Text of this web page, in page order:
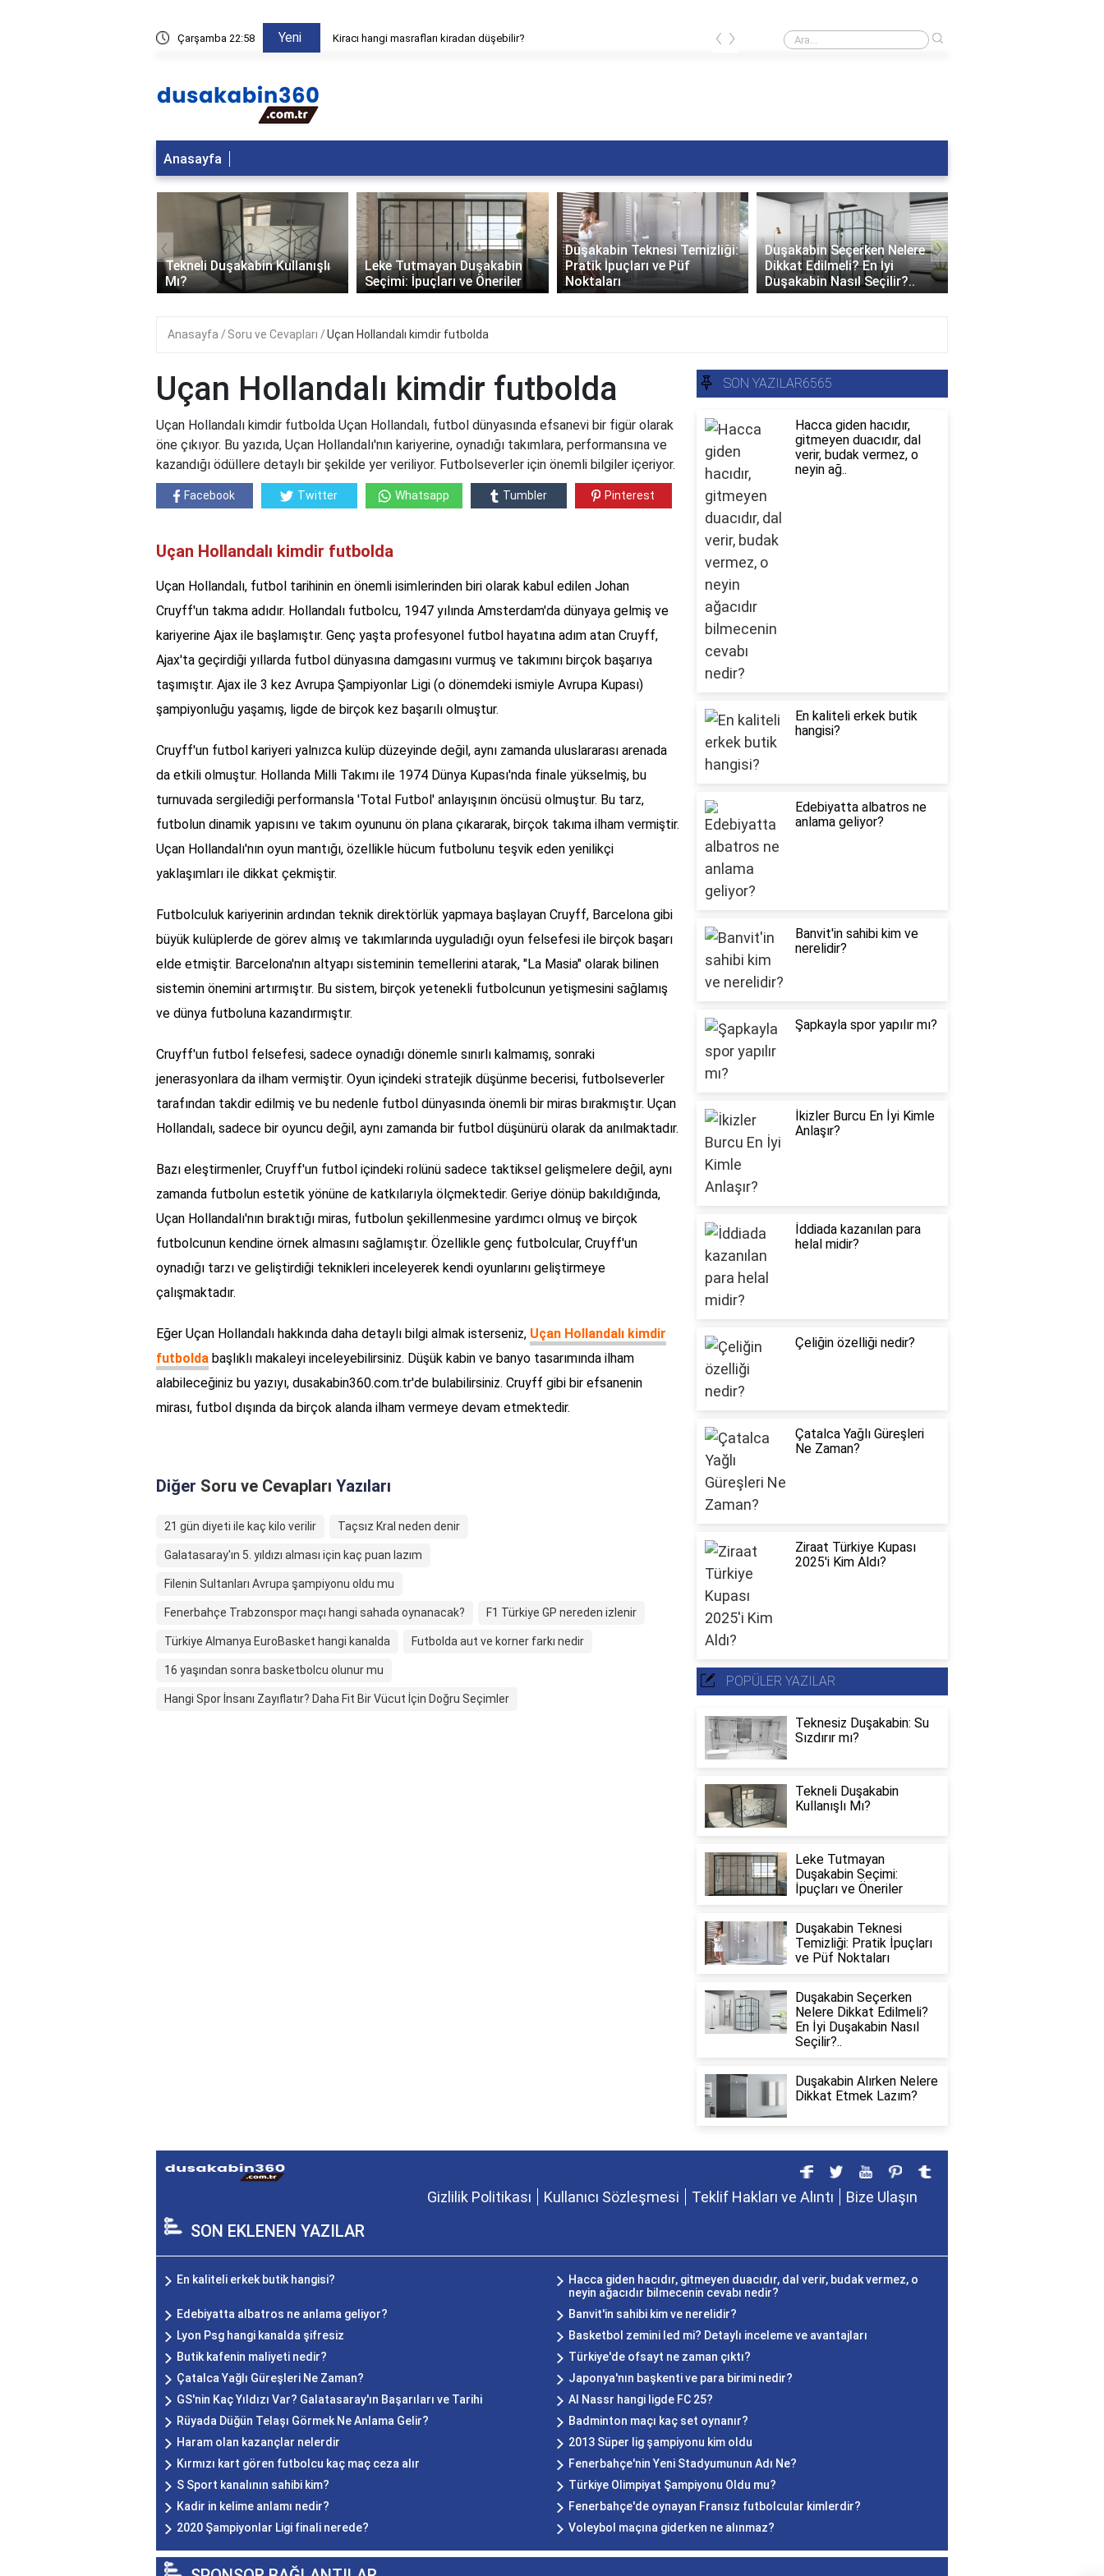
Çarşamba 22:58 Yeni Duşakabin çatlakları nasıl tamir edilir? Banyoda siyah küf nasıl temizlenir?
‹ ›
Anasayfa
Leke Tutmayan Duşakabin
Seçimi: İpuçları ve Öneriler
Duşakabin Teknesi Temizliği:
Pratik İpuçları ve Püf
Noktaları
Duşakabin Seçerken Nelere
Dikkat Edilmeli? En İyi
Duşakabin Nasıl Seçilir?..
Duşakabin Alırken Nelere
Dikkat Etmek Lazım?
‹ ›
Anasayfa Soru ve Cevapları Uçan Hollandalı kimdir futbolda
Uçan Hollandalı kimdir futbolda
Uçan Hollandalı kimdir futbolda Uçan Hollandalı, futbol dünyasında efsanevi bir figür olarak
öne çıkıyor. Bu yazıda, Uçan Hollandalı'nın kariyerine, oynadığı takımlara, performansına ve
kazandığı ödüllere detaylı bir şekilde yer veriliyor. Futbolseverler için önemli bilgiler içeriyor.
Facebook Twitter Whatsapp Tumbler Pinterest
Uçan Hollandalı kimdir futbolda
Uçan Hollandalı, futbol tarihinin en önemli isimlerinden biri olarak kabul edilen Johan
Cruyff'un takma adıdır. Hollandalı futbolcu, 1947 yılında Amsterdam'da dünyaya gelmiş ve
kariyerine Ajax ile başlamıştır. Genç yaşta profesyonel futbol hayatına adım atan Cruyff,
Ajax'ta geçirdiği yıllarda futbol dünyasına damgasını vurmuş ve takımını birçok başarıya
taşımıştır. Ajax ile 3 kez Avrupa Şampiyonlar Ligi (o dönemdeki ismiyle Avrupa Kupası)
şampiyonluğu yaşamış, ligde de birçok kez başarılı olmuştur.
Cruyff'un futbol kariyeri yalnızca kulüp düzeyinde değil, aynı zamanda uluslararası arenada
da etkili olmuştur. Hollanda Milli Takımı ile 1974 Dünya Kupası'nda finale yükselmiş, bu
turnuvada sergilediği performansla 'Total Futbol' anlayışının öncüsü olmuştur. Bu tarz,
futbolun dinamik yapısını ve takım oyununu ön plana çıkararak, birçok takıma ilham vermiştir.
Uçan Hollandalı'nın oyun mantığı, özellikle hücum futbolunu teşvik eden yenilikçi
yaklaşımları ile dikkat çekmiştir.
Futbolculuk kariyerinin ardından teknik direktörlük yapmaya başlayan Cruyff, Barcelona gibi
büyük kulüplerde de görev almış ve takımlarında uyguladığı oyun felsefesi ile birçok başarı
elde etmiştir. Barcelona'nın altyapı sisteminin temellerini atarak, "La Masia" olarak bilinen
sistemin önemini artırmıştır. Bu sistem, birçok yetenekli futbolcunun yetişmesini sağlamış
ve dünya futboluna kazandırmıştır.
Cruyff'un futbol felsefesi, sadece oynadığı dönemle sınırlı kalmamış, sonraki
jenerasyonlara da ilham vermiştir. Oyun içindeki stratejik düşünme becerisi, futbolseverler
tarafından takdir edilmiş ve bu nedenle futbol dünyasında önemli bir miras bırakmıştır. Uçan
Hollandalı, sadece bir oyuncu değil, aynı zamanda bir futbol düşünürü olarak da anılmaktadır.
Bazı eleştirmenler, Cruyff'un futbol içindeki rolünü sadece taktiksel gelişmelere değil, aynı
zamanda futbolun estetik yönüne de katkılarıyla ölçmektedir. Geriye dönüp bakıldığında,
Uçan Hollandalı'nın bıraktığı miras, futbolun şekillenmesine yardımcı olmuş ve birçok
futbolcunun kendine örnek almasını sağlamıştır. Özellikle genç futbolcular, Cruyff'un
oynadığı tarzı ve geliştirdiği teknikleri inceleyerek kendi oyunlarını geliştirmeye
çalışmaktadır.
Eğer Uçan Hollandalı hakkında daha detaylı bilgi almak isterseniz, Uçan Hollandalı kimdir
futbolda başlıklı makaleyi inceleyebilirsiniz. Düşük kabin ve banyo tasarımında ilham
alabileceğiniz bu yazıyı, dusakabin360.com.tr'de bulabilirsiniz. Cruyff gibi bir efsanenin
mirası, futbol dışında da birçok alanda ilham vermeye devam etmektedir.
Diğer Soru ve Cevapları Yazıları
21 gün diyeti ile kaç kilo verilir Taçsız Kral neden denir
Galatasaray'ın 5. yıldızı alması için kaç puan lazım
Filenin Sultanları Avrupa şampiyonu oldu mu
Fenerbahçe Trabzonspor maçı hangi sahada oynanacak? F1 Türkiye GP nereden izlenir
Türkiye Almanya EuroBasket hangi kanalda Futbolda aut ve korner farkı nedir
16 yaşından sonra basketbolcu olunur mu
Hangi Spor İnsanı Zayıflatır? Daha Fit Bir Vücut İçin Doğru Seçimler
SON YAZILAR6565
Hacca giden hacıdır,
gitmeyen duacıdır, dal
verir, budak vermez, o
neyin ağ..
En kaliteli erkek butik
hangisi?
Edebiyatta albatros ne
anlama geliyor?
Banvit'in sahibi kim ve
nerelidir?
Şapkayla spor yapılır mı?
İkizler Burcu En İyi Kimle
Anlaşır?
İddiada kazanılan para
helal midir?
Çeliğin özelliği nedir?
Çatalca Yağlı Güreşleri
Ne Zaman?
Ziraat Türkiye Kupası
2025'i Kim Aldı?
POPÜLER YAZILAR
Teknesiz Duşakabin: Su
Sızdırır mı?
Tekneli Duşakabin
Kullanışlı Mı?
Leke Tutmayan
Duşakabin Seçimi:
İpuçları ve Öneriler
Duşakabin Teknesi
Temizliği: Pratik İpuçları
ve Püf Noktaları
Duşakabin Seçerken
Nelere Dikkat Edilmeli?
En İyi Duşakabin Nasıl
Seçilir?..
Duşakabin Alırken Nelere
Dikkat Etmek Lazım?
Gizlilik Politikası Kullanıcı Sözleşmesi Teklif Hakları ve Alıntı Bize Ulaşın
SON EKLENEN YAZILAR
En kaliteli erkek butik hangisi?
Hacca giden hacıdır, gitmeyen duacıdır, dal verir, budak vermez, o
neyin ağacıdır bilmecenin cevabı nedir?
Edebiyatta albatros ne anlama geliyor?
Banvit'in sahibi kim ve nerelidir?
Lyon Psg hangi kanalda şifresiz
Basketbol zemini led mi? Detaylı inceleme ve avantajları
Butik kafenin maliyeti nedir?
Türkiye'de ofsayt ne zaman çıktı?
Çatalca Yağlı Güreşleri Ne Zaman?
Japonya'nın başkenti ve para birimi nedir?
GS'nin Kaç Yıldızı Var? Galatasaray'ın Başarıları ve Tarihi
Al Nassr hangi ligde FC 25?
Rüyada Düğün Telaşı Görmek Ne Anlama Gelir?
Badminton maçı kaç set oynanır?
Haram olan kazançlar nelerdir
2013 Süper lig şampiyonu kim oldu
Kırmızı kart gören futbolcu kaç maç ceza alır
Fenerbahçe'nin Yeni Stadyumunun Adı Ne?
S Sport kanalının sahibi kim?
Türkiye Olimpiyat Şampiyonu Oldu mu?
Kadir in kelime anlamı nedir?
Fenerbahçe'de oynayan Fransız futbolcular kimlerdir?
2020 Şampiyonlar Ligi finali nerede?
Voleybol maçına giderken ne alınmaz?